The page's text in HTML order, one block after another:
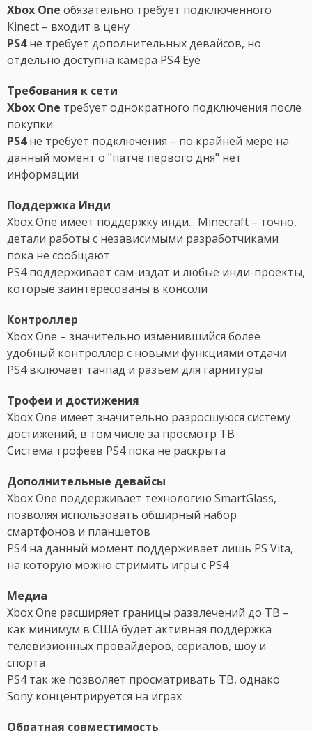
Xbox One обязательно требует подключенного
Kinect – входит в цену
PS4не требует дополнительных девайсов, но
отдельно доступна камера PS4 Eye
Требования к сети
Xbox One требует однократного подключения после
покупки
PS4не требует подключения – по крайней мере на
данный момент о "патче первого дня" нет
информации
Поддержка Инди
Xbox One имеет поддержку инди... Minecraft – точно,
детали работы с независимыми разработчиками
пока не сообщают
PS4 поддерживает сам-издат и любые инди-проекты,
которые заинтересованы в консоли
Контроллер
Xbox One – значительно изменившийся более
удобный контроллер с новыми функциями отдачи
PS4 включает тачпад и разъем для гарнитуры
Трофеи и достижения
Xbox One имеет значительно разросшуюся систему
достижений, в том числе за просмотр ТВ
Система трофеев PS4 пока не раскрыта
Дополнительные девайсы
Xbox One поддерживает технологию SmartGlass,
позволяя использовать обширный набор
смартфонов и планшетов
PS4 на данный момент поддерживает лишь PS Vita,
на которую можно стримить игры с PS4
Медиа
Xbox One расширяет границы развлечений до ТВ –
как минимум в США будет активная поддержка
телевизионных провайдеров, сериалов, шоу и
спорта
PS4 так же позволяет просматривать ТВ, однако
Sony концентрируется на играх
Обратная совместимость